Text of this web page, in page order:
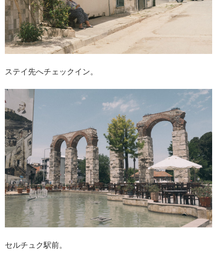
ステイ先へチェックイン。
セルチュク駅前。